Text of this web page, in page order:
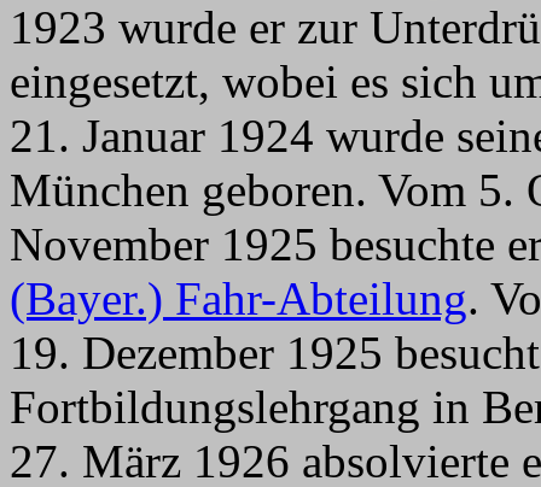
1923 wurde er zur
eingesetzt, wobei es sich
21. Januar 1924 wurde
München geboren. Vom 5.
November 1925 besuchte
(Bayer.) Fahr-Abteilung.
19. Dezember 1925
Fortbildungslehrgang in
27. März 1926 absolvierte